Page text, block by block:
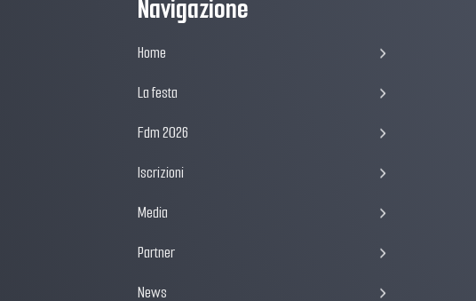
Navigazione
Home
La festa
Fdm 2026
Iscrizioni
Media
Partner
News